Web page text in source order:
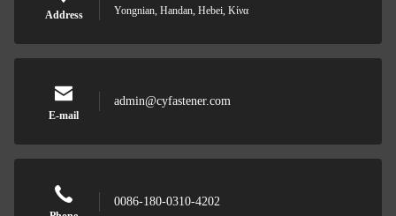
Address
Yongnian, Handan, Hebei, Κίνα
E-mail
admin@cyfastener.com
0086-180-0310-4202